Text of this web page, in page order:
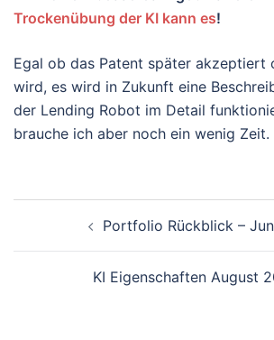
Trockenübung der KI kann es!
Egal ob das Patent später akzeptiert
wird, es wird in Zukunft eine
der Lending Robot im Detail
brauche ich aber noch ein wenig Zeit.
Portfolio Rückblick –
KI Eigenschaften August